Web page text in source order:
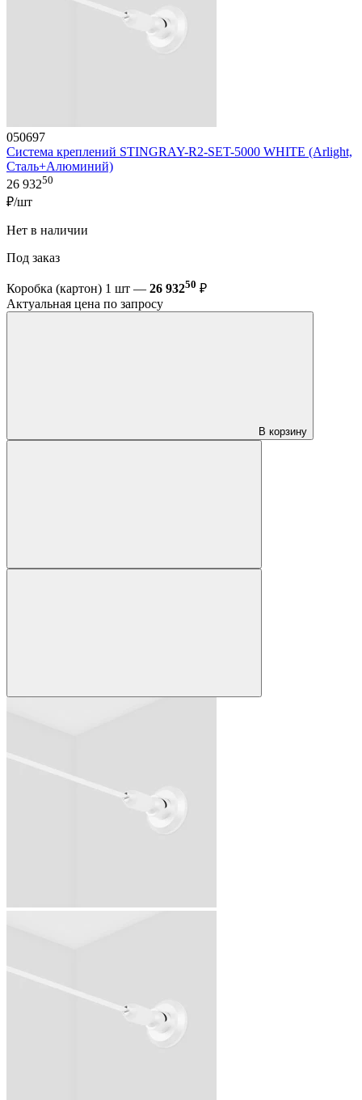
050697
Система креплений STINGRAY-R2-SET-5000 WHITE (Arlight,
Сталь+Алюминий)
26 93250
₽/шт
Нет в наличии
Под заказ
Коробка (картон) 1 шт — 26 93250 ₽
Актуальная цена по запросу
В корзину